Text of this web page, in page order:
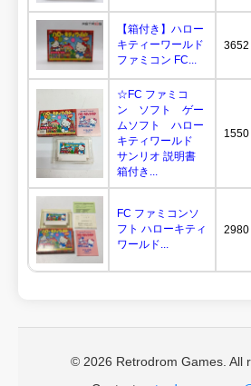
【箱付き】ハロー
キティーワールド
ファミコン FC...
3652
☆FC ファミコ
ン ソフト ゲー
ムソフト ハロー
キティワールド
サンリオ 説明書
箱付き...
1550
FC ファミコンソ
フト ハローキティ
ワールド...
2980
© 2026 Retrodrom Games. All